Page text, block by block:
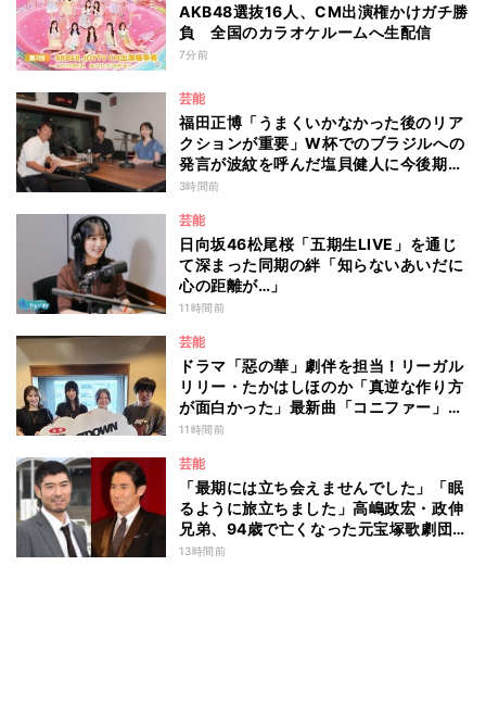
AKB48選抜16人、CM出演権かけガチ勝
負 全国のカラオケルームへ生配信
7分前
芸能
福田正博「うまくいかなかった後のリア
クションが重要」W杯でのブラジルへの
発言が波紋を呼んだ塩貝健人に今後期待
することは？
3時間前
芸能
日向坂46松尾桜「五期生LIVE」を通じ
て深まった同期の絆「知らないあいだに
心の距離が…」
11時間前
芸能
ドラマ「惡の華」劇伴を担当！リーガル
リリー・たかはしほのか「真逆な作り方
が面白かった」最新曲「コニファー」制
作秘話も
11時間前
芸能
「最期には立ち会えませんでした」「眠
るように旅立ちました」高嶋政宏・政伸
兄弟、94歳で亡くなった元宝塚歌劇団ト
ップスターの母・寿美花代を追悼 ここ
13時間前